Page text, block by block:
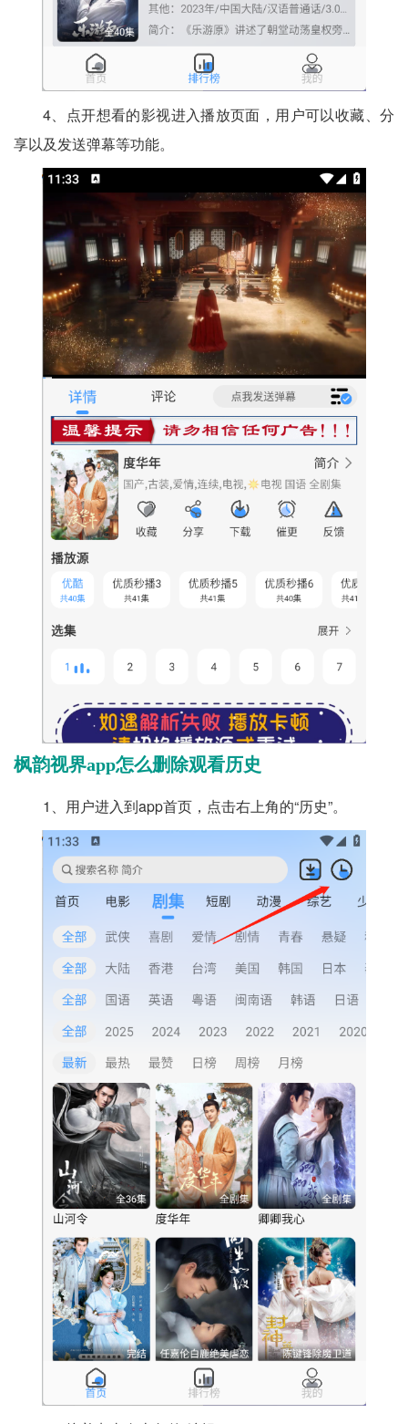
4、点开想看的影视进入播放页面，用户可以收藏、分
享以及发送弹幕等功能。
枫韵视界app怎么删除观看历史
1、用户进入到app首页，点击右上角的“历史”。